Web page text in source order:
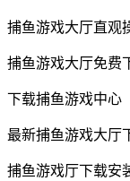
捕鱼游戏大厅直观
捕鱼游戏大厅免费
下载捕鱼游戏中心
最新捕鱼游戏大厅
捕鱼游戏厅下载安